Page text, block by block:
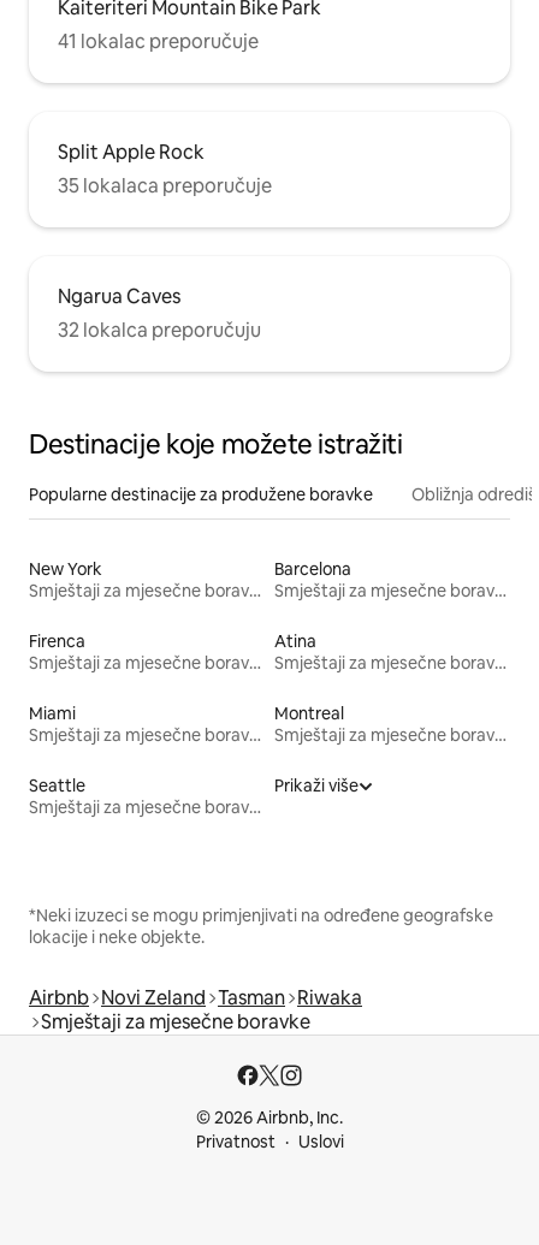
Kaiteriteri Mountain Bike Park
41 lokalac preporučuje
Split Apple Rock
35 lokalaca preporučuje
Ngarua Caves
32 lokalca preporučuju
Destinacije koje možete istražiti
Popularne destinacije za produžene boravke Obližnja
New York
Smještaji za mjesečne boravke
Barcelona
Smještaji za mjesečne boravke
Firenca
Smještaji za mjesečne boravke
Atina
Smještaji za mjesečne boravke
Miami
Smještaji za mjesečne boravke
Montreal
Smještaji za mjesečne boravke
Seattle
Smještaji za mjesečne boravke
Prikaži više
*Neki izuzeci se mogu primjenjivati na određene geografske
lokacije i neke objekte.
Airbnb Novi Zeland Tasman Riwaka
Smještaji za mjesečne boravke
© 2026 Airbnb, Inc.
Privatnost
Uslovi